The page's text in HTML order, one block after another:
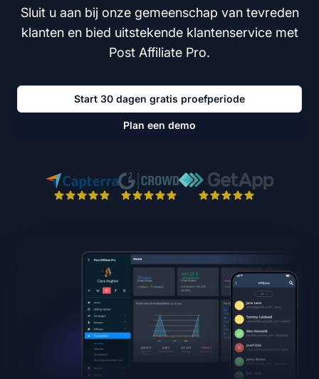
Sluit u aan bij onze gemeenschap van tevreden
klanten en bied uitstekende klantenservice met
Post Affiliate Pro.
Start 30 dagen gratis proefperiode
Plan een demo